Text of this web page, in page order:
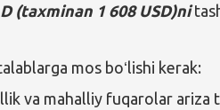
(taxminan 1 608 USD)ni
mos boʻlishi kerak:
va mahalliy fuqarolar ariza